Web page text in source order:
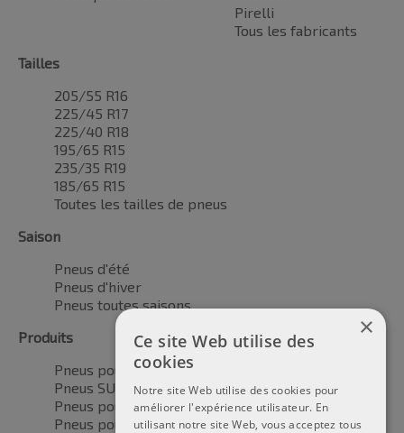
Pirelli
Tous les fabricants
Tailles
205/55 R16
225/45 R17
225/40 R18
195/65 R15
235/35 R19
185/65 R15
Toutes les tailles de pneus
Saison
Pneus d'été
Pneus d'hiver
Pneus toutes saisons
Produits
Pneus pour voitures
Pneus SUV / 4x4
Pneus pour camionnettes
Pneus pour motos
×
Ce site Web utilise des
cookies
Notre site Web utilise des cookies pour
améliorer l'expérience utilisateur. En
utilisant notre site Web, vous acceptez tous